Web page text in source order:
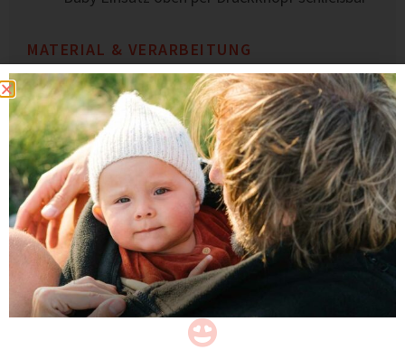
MATERIAL & VERARBEITUNG
Sorgfältige Verarbeitung & robuste Nähte
Gefertigt in einer kleinen europäischen
Näherei
Langlebige, alltagstaugliche Qualität
Entwickelt in Deutschland, fair in Europa
gefertigt.
BEWERTUNGEN
Kundinnen schätzen an Valentin besonders, wie
schlicht und elegant er geschnitten ist und das
einfache Handling mit Baby.